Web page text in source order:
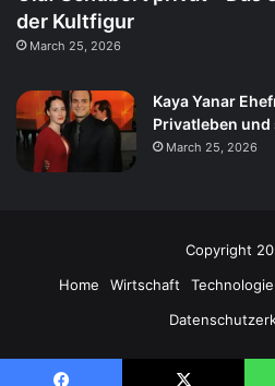
der Kultfigur
March 25, 2026
Kaya Yanar
Privatleben und
March 25, 2026
Copyright
Home
Wirtschaft Technologie